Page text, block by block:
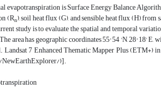
evapotranspiration is Surface Energy Balance
(Rn), soil heat flux (G), and sensible heat flux (H)
study is to evaluate the spatial and temporal
has geographic coordinates 55° 54 'N, 28° 18' E,
Landsat 7 Enhanced Thematic Mapper Plus (ETM+)
NewEarthExplorer/)].